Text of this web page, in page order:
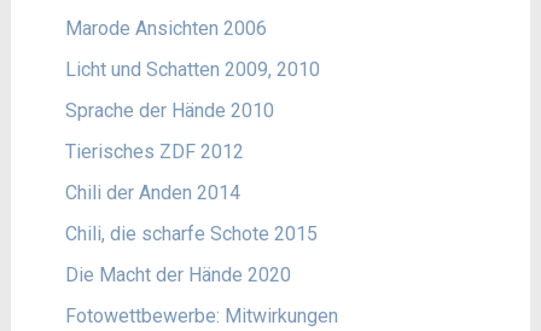
Marode Ansichten 2006
Licht und Schatten 2009, 2010
Sprache der Hände 2010
Tierisches ZDF 2012
Chili der Anden 2014
Chili, die scharfe Schote 2015
Die Macht der Hände 2020
Fotowettbewerbe: Mitwirkungen